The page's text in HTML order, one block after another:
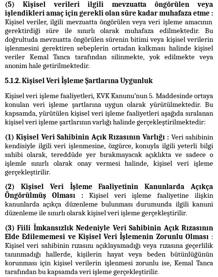
(5) Kişisel verileri ilgili mevzuatta öngörülen veya
işlendikleri amaç için gerekli olan süre kadar muhafaza etme :
Kişisel veriler, ilgili mevzuatta öngörülen veya veri işleme amacının
gerektirdiği süre ile sınırlı olarak muhafaza edilmektedir. Bu
doğrultuda mevzuatta öngörülen sürenin bitimi veya kişisel verilerin
işlenmesini gerektiren sebeplerin ortadan kalkması halinde kişisel
veriler Kemal Tanca tarafından silinmekte, yok edilmekte veya
anonim hale getirilmektedir.
5.1.2. Kişisel Veri İşleme Şartlarına Uygunluk
Kişisel veri işleme faaliyetleri, KVK Kanunu’nun 5. Maddesinde ortaya
konulan veri işleme şartlarına uygun olarak yürütülmektedir. Bu
kapsamda, yürütülen kişisel veri işleme faaliyetleri aşağıda sıralanan
kişisel veri işleme şartlarının varlığı halinde gerçekleştirilmektedir:
(1) Kişisel Veri Sahibinin Açık Rızasının Varlığı : Veri sahibinin
kendisiyle ilgili veri işlenmesine, özgürce, konuyla ilgili yeterli bilgi
sahibi olarak, tereddüde yer bırakmayacak açıklıkta ve sadece o
işlemle sınırlı olarak onay vermesi halinde, kişisel veri işleme
gerçekleştirilir.
(2) Kişisel Veri İşleme Faaliyetinin Kanunlarda Açıkça
Öngörülmüş Olması : Kişisel veri işleme faaliyetine ilişkin
kanunlarda açıkça düzenleme bulunması durumunda ilgili kanuni
düzenleme ile sınırlı olarak kişisel veri işleme gerçekleştirilir.
(3) Fiili İmkansızlık Nedeniyle Veri Sahibinin Açık Rızasının
Elde Edilememesi ve Kişisel Veri İşlemenin Zorunlu Olması:
Kişisel veri sahibinin rızasını açıklayamadığı veya rızasına geçerlilik
tanınmadığı hallerde, kişilerin hayat veya beden bütünlüğünün
korunması için kişisel verilerin işlenmesi zorunlu ise, Kemal Tanca
tarafından bu kapsamda veri işleme gerçekleştirilir.